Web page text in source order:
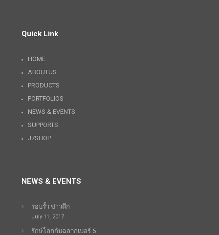
Quick Link
HOME
ABOUTUS
PRODUCTS
PORTFOLIOS
NEWS & EVENTS
SUPPORTS
J7SHOP
NEWS & EVENTS
รอบรั้ว ข่าวดึก
July 11, 2017
รักษ์โลกกับฉลากเบอร์ 5